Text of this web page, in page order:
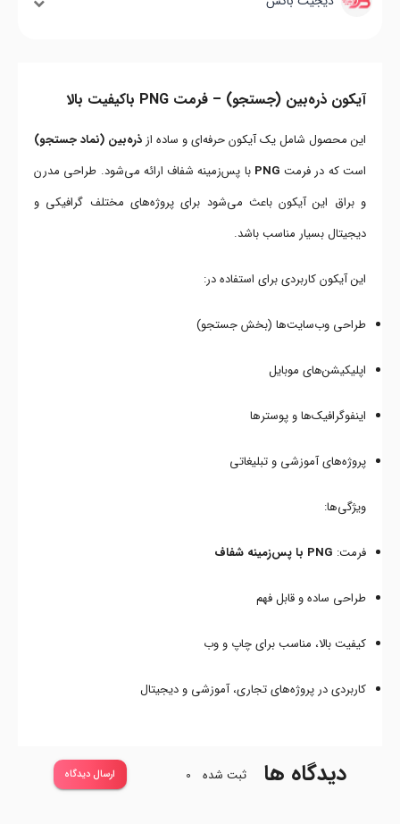
آیکون ذره‌بین (جستجو) – فرمت PNG باکیفیت بالا
این محصول شامل یک آیکون حرفه‌ای و ساده ازذره‌بین (نماد جستجو)
است که در فرمت PNG با پس‌زمینه شفاف ارائه می‌شود. طراحی مدرن
و براق این آیکون باعث می‌شود برای پروژه‌های مختلف گرافیکی و
دیجیتال بسیار مناسب باشد.
این آیکون کاربردی برای استفاده در:
طراحی وب‌سایت‌ها (بخش جستجو)
اپلیکیشن‌های موبایل
اینفوگرافیک‌ها و پوسترها
پروژه‌های آموزشی و تبلیغاتی
ویژگی‌ها:
فرمت: PNG با پس‌زمینه شفاف
طراحی ساده و قابل فهم
کیفیت بالا، مناسب برای چاپ و وب
کاربردی در پروژه‌های تجاری، آموزشی و دیجیتال
دیدگاه ها ثبت شده 0 ارسال دیدگاه